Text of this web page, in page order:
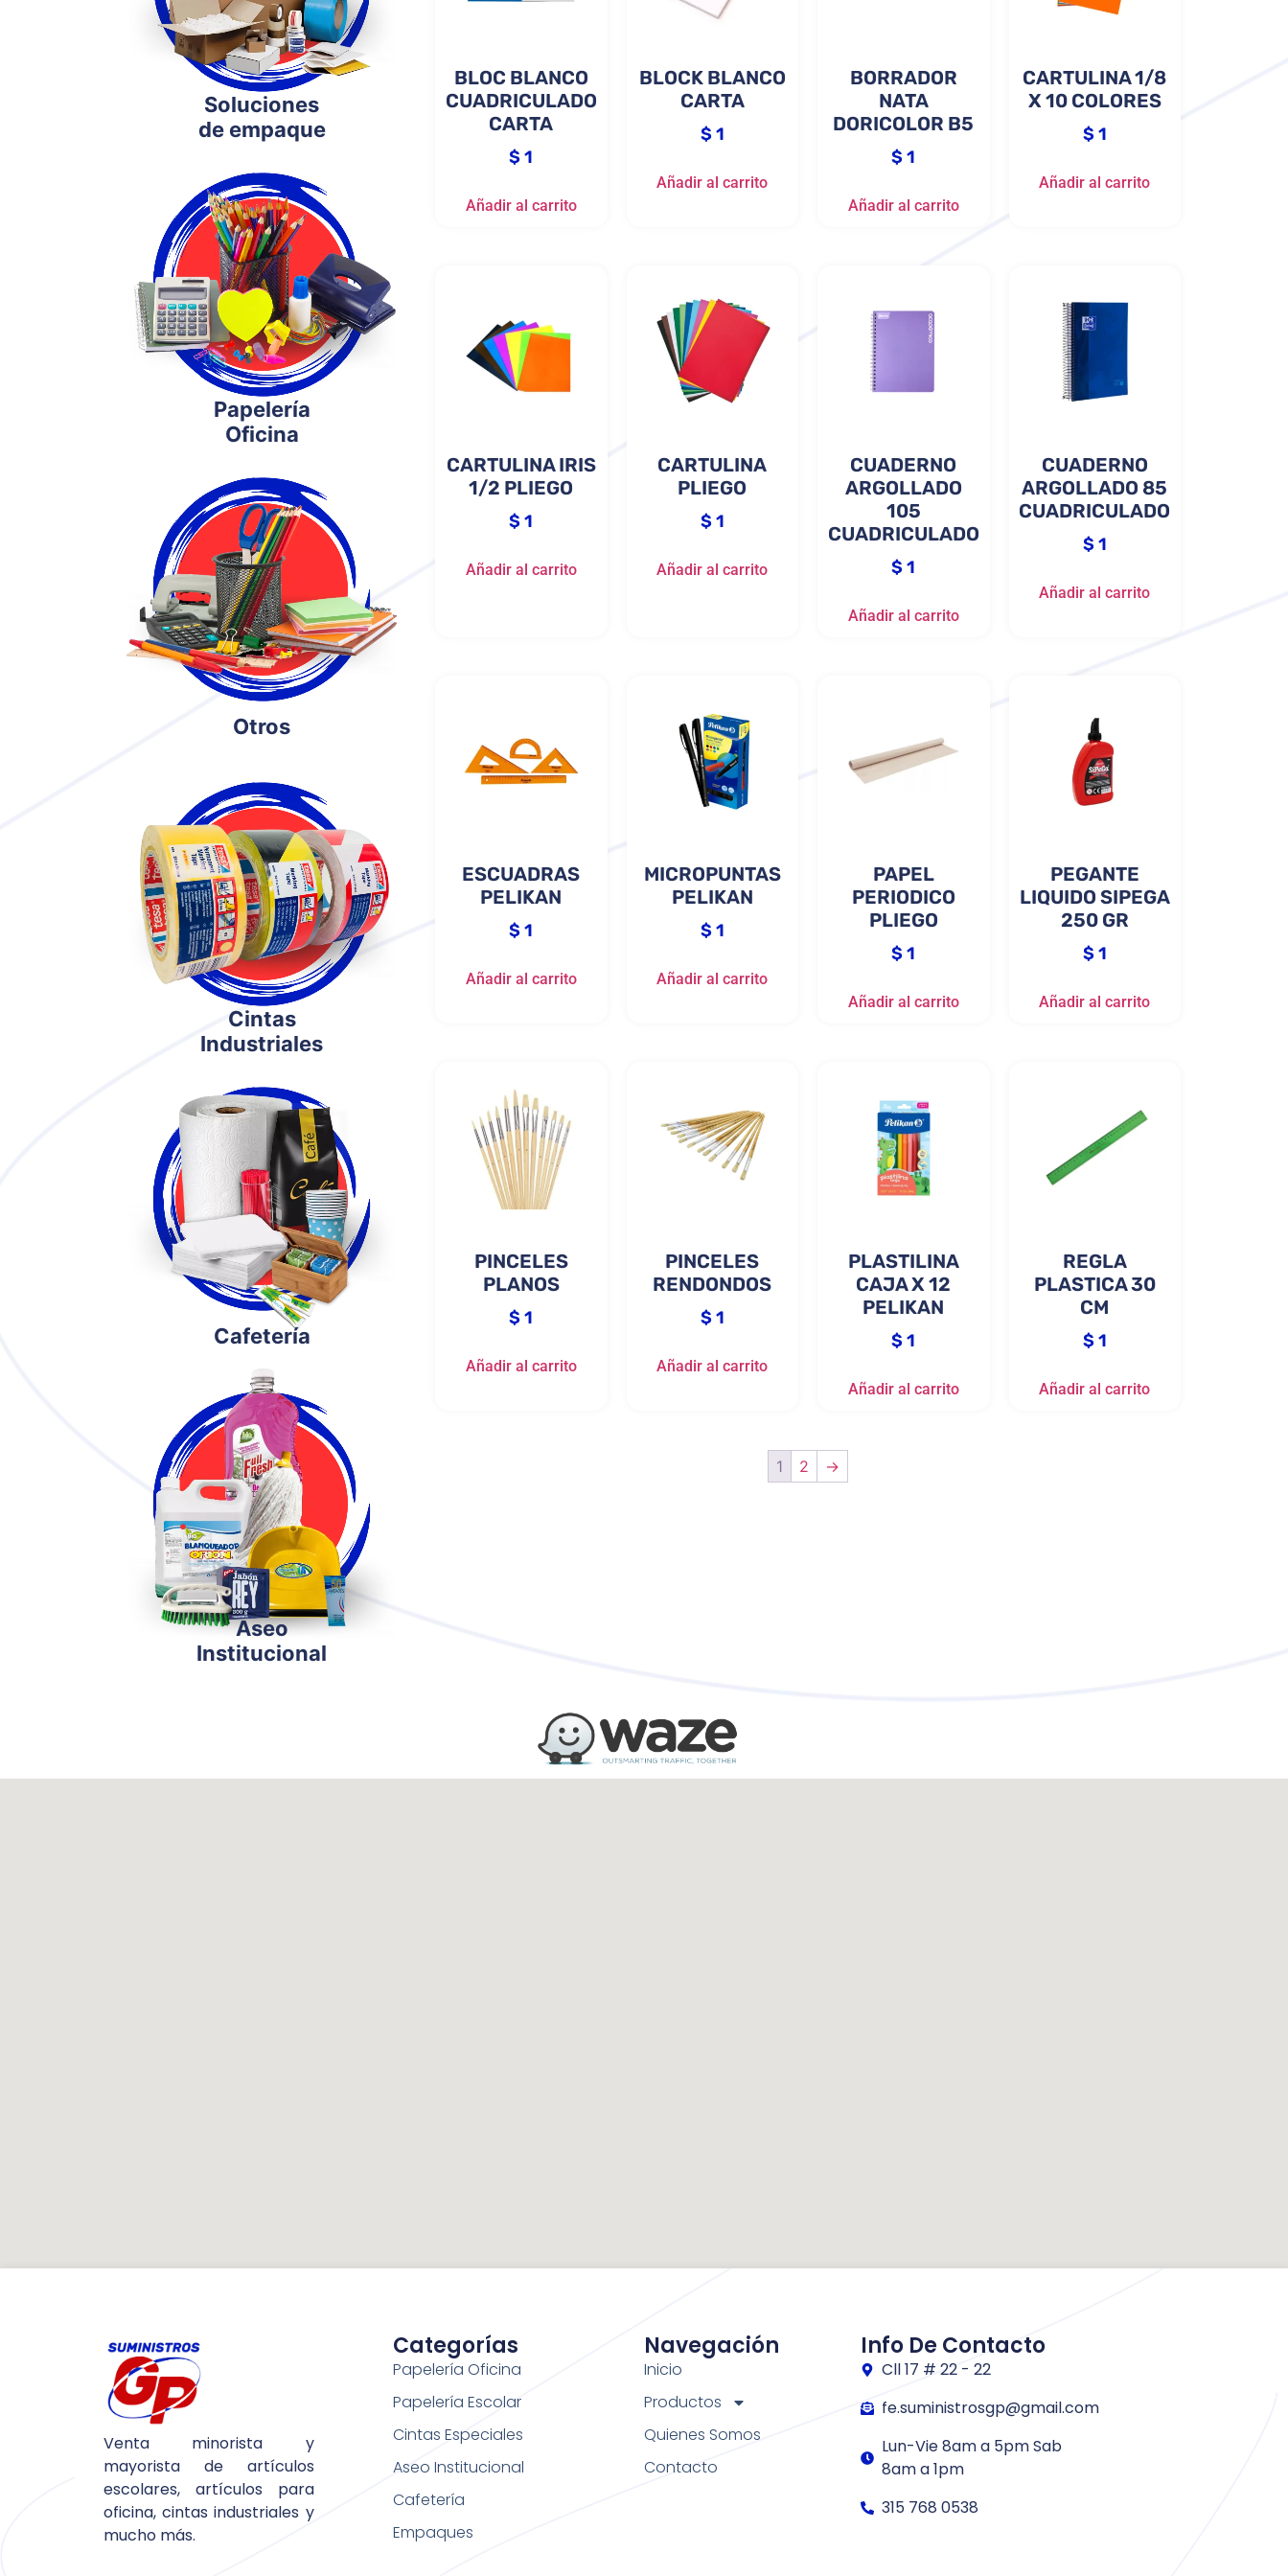
Soluciones
de empaque
Papelería
Oficina
Otros
Cintas
Industriales
Cafetería
Aseo
Institucional
BLOC BLANCO
CUADRICULADO
CARTA
$1
Añadir al carrito
BLOCK BLANCO
CARTA
$1
Añadir al carrito
BORRADOR
NATA
DORICOLOR B5
$1
Añadir al carrito
CARTULINA 1/8
X 10 COLORES
$1
Añadir al carrito
CARTULINA IRIS
1/2 PLIEGO
$1
Añadir al carrito
CARTULINA
PLIEGO
$1
Añadir al carrito
CUADERNO
ARGOLLADO
105
CUADRICULADO
$1
Añadir al carrito
CUADERNO
ARGOLLADO 85
CUADRICULADO
$1
Añadir al carrito
ESCUADRAS
PELIKAN
$1
Añadir al carrito
MICROPUNTAS
PELIKAN
$1
Añadir al carrito
PAPEL
PERIODICO
PLIEGO
$1
Añadir al carrito
PEGANTE
LIQUIDO SIPEGA
250 GR
$1
Añadir al carrito
PINCELES
PLANOS
$1
Añadir al carrito
PINCELES
RENDONDOS
$1
Añadir al carrito
PLASTILINA
CAJA X 12
PELIKAN
$1
Añadir al carrito
REGLA
PLASTICA 30
CM
$1
Añadir al carrito
1 2 →
Venta minorista y
mayorista de artículos
escolares, artículos para
oficina, cintas industriales y
mucho más.
Categorías
Papelería Oficina
Papelería Escolar
Cintas Especiales
Aseo Institucional
Cafetería
Empaques
Navegación
Inicio
Productos
Quienes Somos
Contacto
Info De Contacto
Cll 17 # 22 - 22
fe.suministrosgp@gmail.com
Lun-Vie 8am a 5pm Sab
8am a 1pm
315 768 0538